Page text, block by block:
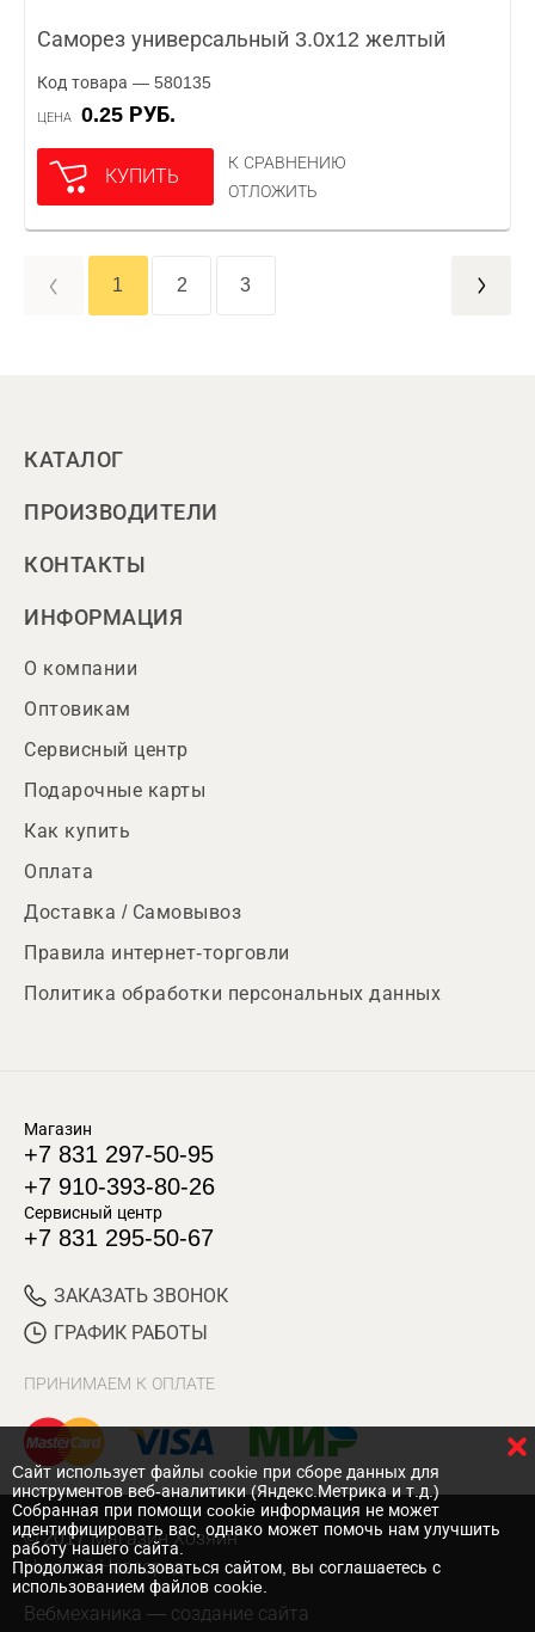
Саморез универсальный 3.0х12 желтый
Код товара — 580135
ЦЕНА 0.25 РУБ.
КУПИТЬ
К СРАВНЕНИЮ
ОТЛОЖИТЬ
1 2 3
КАТАЛОГ
ПРОИЗВОДИТЕЛИ
КОНТАКТЫ
ИНФОРМАЦИЯ
О компании
Оптовикам
Сервисный центр
Подарочные карты
Как купить
Оплата
Доставка / Самовывоз
Правила интернет-торговли
Политика обработки персональных данных
Магазин
+7 831 297-50-95
+7 910-393-80-26
Сервисный центр
+7 831 295-50-67
ЗАКАЗАТЬ ЗВОНОК
ГРАФИК РАБОТЫ
ПРИНИМАЕМ К ОПЛАТЕ
© 2017 Магазин Хозяин
Нижний Новгород
Вебмеханика — создание сайта
Cайт использует файлы cookie при сборе данных для
инструментов веб-аналитики (Яндекс.Метрика и т.д.)
Собранная при помощи cookie информация не может
идентифицировать вас, однако может помочь нам улучшить
работу нашего сайта.
Продолжая пользоваться сайтом, вы соглашаетесь с
использованием файлов cookie.